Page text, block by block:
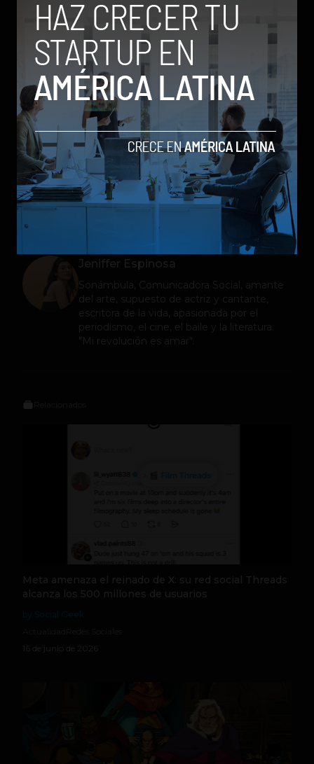
Bitmoji TV será estrenado de manera oficial en
el Soho House de Los Ángeles. Espacio de
inmersión, en la que los invitados podrán
escanear un código, para ingresar a la
plataforma donde podrán verse como
celebridades en sus teléfonos.
AnimaciónBitmoji TV Innovacionredes socialesSerie Snapchat Tv
Jeniffer Espinosa
Sonámbula, Comunicadora Social, amante
del arte, supuesto de actriz y cantante,
escritora de la vida, apasionada por el
periodismo, el cine, el baile y la literatura.
"Mi revolución es amar".
Meta amenaza el reinado de X: su red social Threads
alcanza los 500 millones de usuarios
16 de junio de 2026